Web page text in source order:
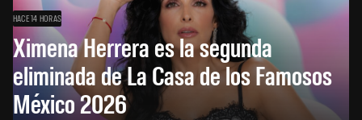
HACE 14 HORAS
Ximena Herrera es la segunda
eliminada de La Casa de los Famosos
México 2026